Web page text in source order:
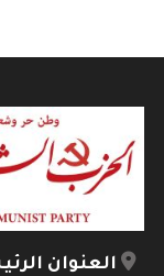
العنوان